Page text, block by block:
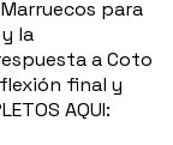
para
la
a Coto
final y
AQUI: